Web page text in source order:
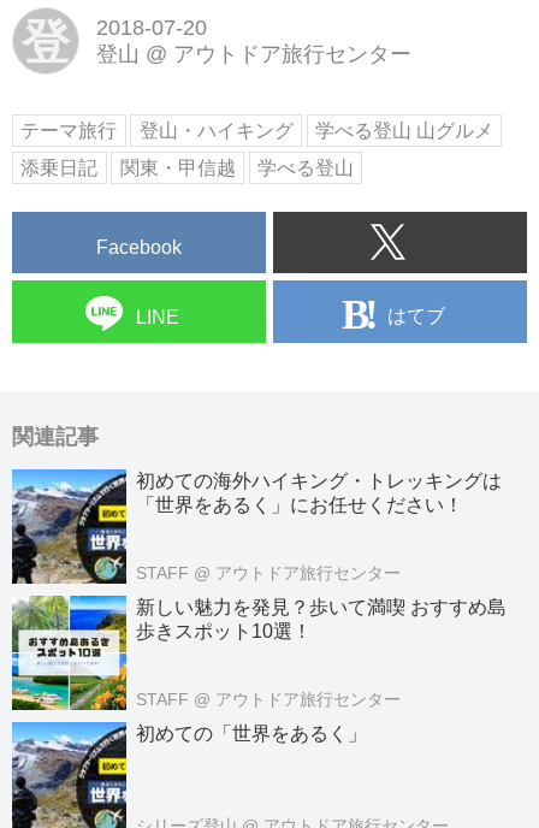
登
2018-07-20
登山 @ アウトドア旅行センター
テーマ旅行 登山・ハイキング
学べる登山 山グルメ
添乗日記
関東・甲信越 学べる登山
Facebook
LINE はてブ
関連記事
初めての海外ハイキング・トレッキングは
「世界をあるく」にお任せください！
STAFF @ アウトドア旅行センター
新しい魅力を発見？歩いて満喫 おすすめ島
歩きスポット10選！
STAFF @ アウトドア旅行センター
初めての「世界をあるく」